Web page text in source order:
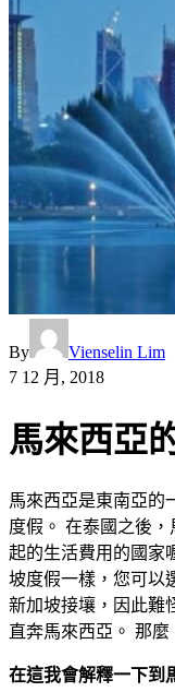
By
Vienselin Lim
7 12 月, 2018
馬來西亞
馬來西亞是東南亞的
度假。 在泰國之後
起的生活費用的國家
坡度假一樣，您可以
新加坡接壤，因此難
直奔馬來西亞。 那
在這我會解釋一下到